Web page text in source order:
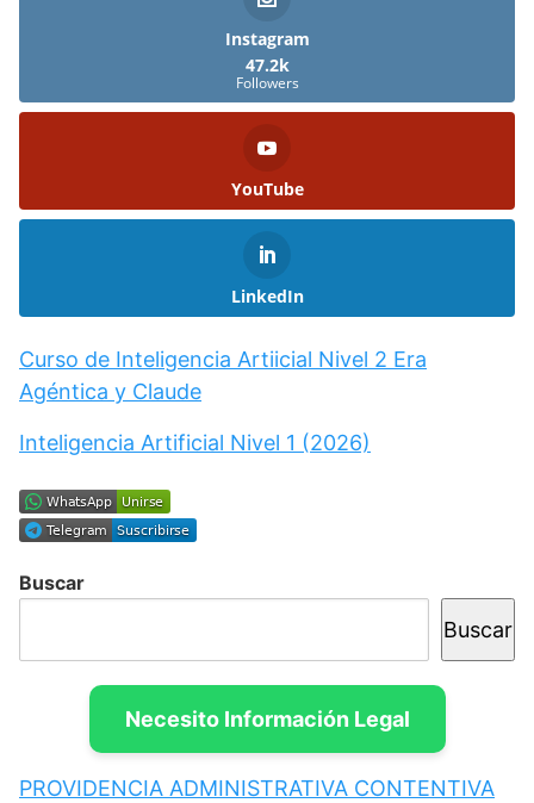
Instagram
47.2k
Followers
YouTube
LinkedIn
Curso de Inteligencia Artiicial Nivel 2 Era
Agéntica y Claude
Inteligencia Artificial Nivel 1 (2026)
Buscar
Buscar
Necesito Información Legal
PROVIDENCIA ADMINISTRATIVA CONTENTIVA